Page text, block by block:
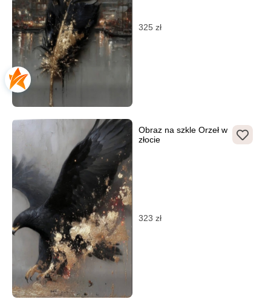
325 zł
Obraz na szkle Orzeł w
złocie
323 zł